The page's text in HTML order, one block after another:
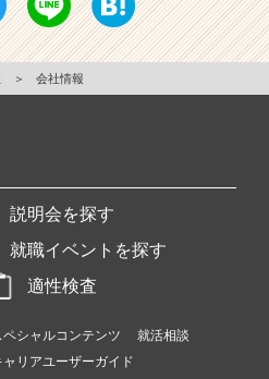
＞ 会社情報
説明会を探す
就職イベントを探す
適性検査
ペシャルコンテンツ
就活相談
ャリアユーザーガイド